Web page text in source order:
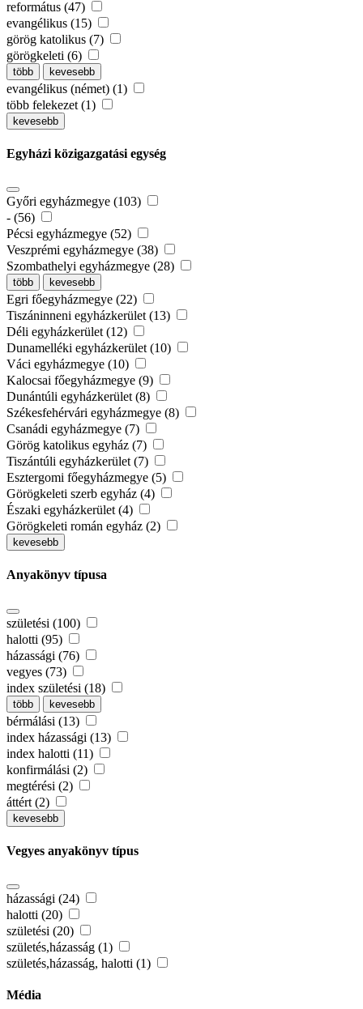
református (47)
evangélikus (15)
görög katolikus (7)
görögkeleti (6)
több kevesebb
evangélikus (német) (1)
több felekezet (1)
kevesebb
Egyházi közigazgatási egység
Győri egyházmegye (103)
- (56)
Pécsi egyházmegye (52)
Veszprémi egyházmegye (38)
Szombathelyi egyházmegye (28)
több kevesebb
Egri főegyházmegye (22)
Tiszáninneni egyházkerület (13)
Déli egyházkerület (12)
Dunamelléki egyházkerület (10)
Váci egyházmegye (10)
Kalocsai főegyházmegye (9)
Dunántúli egyházkerület (8)
Székesfehérvári egyházmegye (8)
Csanádi egyházmegye (7)
Görög katolikus egyház (7)
Tiszántúli egyházkerület (7)
Esztergomi főegyházmegye (5)
Görögkeleti szerb egyház (4)
Északi egyházkerület (4)
Görögkeleti román egyház (2)
kevesebb
Anyakönyv típusa
születési (100)
halotti (95)
házassági (76)
vegyes (73)
index születési (18)
több kevesebb
bérmálási (13)
index házassági (13)
index halotti (11)
konfirmálási (2)
megtérési (2)
áttért (2)
kevesebb
Vegyes anyakönyv típus
házassági (24)
halotti (20)
születési (20)
születés,házasság (1)
születés,házasság, halotti (1)
Média